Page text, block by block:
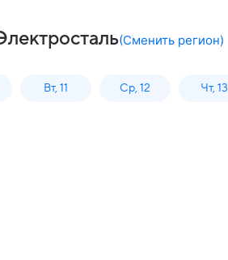
(Сменить регион)
Вт, 11 Ср, 12 Чт, 13